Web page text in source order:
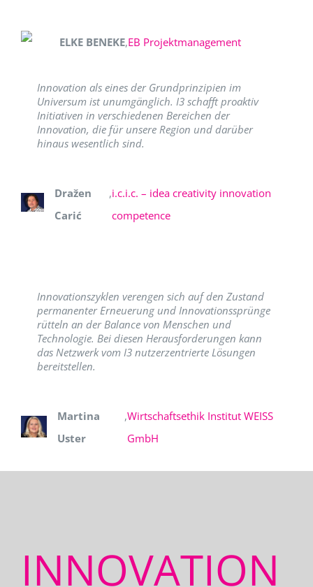
ELKE BENEKE,EB Projektmanagement
Innovation als eines der Grundprinzipien im
Universum ist unumgänglich. I3 schafft proaktiv
Initiativen in verschiedenen Bereichen der
Innovation, die für unsere Region und darüber
hinaus wesentlich sind.
Dražen
Carić
,i.c.i.c. – idea creativity innovation
competence
Innovationszyklen verengen sich auf den Zustand
permanenter Erneuerung und Innovationssprünge
rütteln an der Balance von Menschen und
Technologie. Bei diesen Herausforderungen kann
das Netzwerk vom I3 nutzerzentrierte Lösungen
bereitstellen.
Martina
Uster
,Wirtschaftsethik Institut WEISS
GmbH
INNOVATION